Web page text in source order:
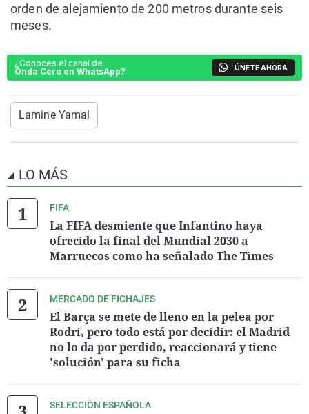
orden de alejamiento de 200 metros durante seis
meses.
¿Conoces el canal de
Onda Cero en WhatsApp?
ÚNETE AHORA
Lamine Yamal
LO MÁS
FIFA
La FIFA desmiente que Infantino haya
ofrecido la final del Mundial 2030 a
Marruecos como ha señalado The Times
MERCADO DE FICHAJES
El Barça se mete de lleno en la pelea por
Rodri, pero todo está por decidir: el Madrid
no lo da por perdido, reaccionará y tiene
'solución' para su ficha
SELECCIÓN ESPAÑOLA